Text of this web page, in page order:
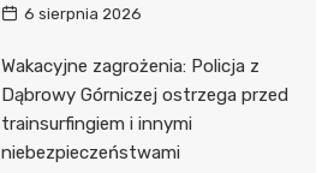
6 sierpnia 2026
Wakacyjne zagrożenia: Policja z
Dąbrowy Górniczej ostrzega przed
trainsurfingiem i innymi
niebezpieczeństwami